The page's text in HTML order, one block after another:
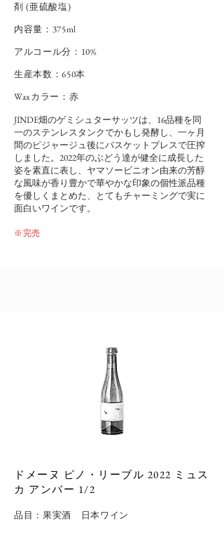
剤 (亜硫酸塩)
内容量：375ml
アルコール分：10%
​生産本数：650本
Waxカラー：赤
JINDE畑のゲミシュターサッツは、16品種を同
一のステンレスタンクでかもし発酵し、一ヶ月
間のピジャージュ後にバスケットプレスで圧搾
しました。2022年のぶどう達が健全に成長した
姿を素直に表し、ヤマソービニオン由来の芳醇
な風味が香り豊かで華やかな印象の個性派品種
を優しくまとめた、とてもチャーミングで実に
面白いワインです。
※完売
ドメーヌ ピノ・リーブル 2022 ミュス
カ アンバー 1/2
品目： 果実酒 日本ワイン